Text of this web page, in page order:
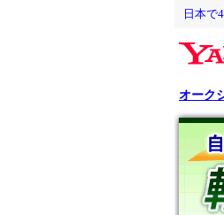
日本で
オーク